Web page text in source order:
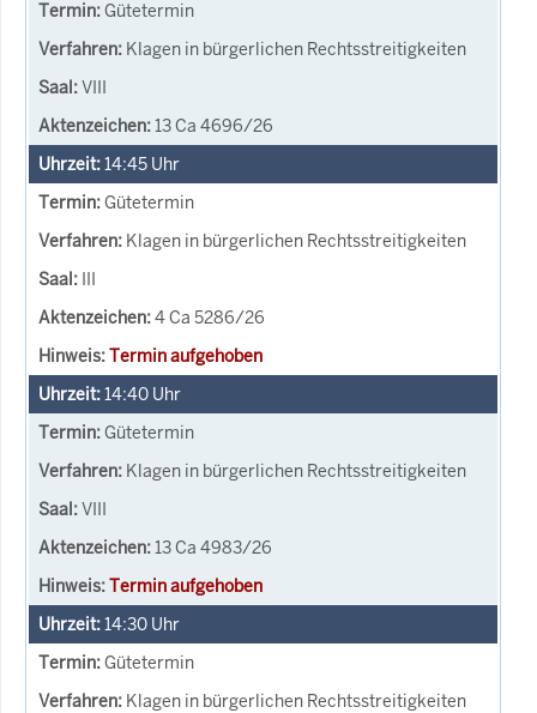
Gütetermin
Klagen in bürgerlichen Rechtsstreitigkeiten
VIII
13 Ca 4696/26
14:45 Uhr
Gütetermin
Klagen in bürgerlichen Rechtsstreitigkeiten
III
4 Ca 5286/26
Termin aufgehoben
14:40 Uhr
Gütetermin
Klagen in bürgerlichen Rechtsstreitigkeiten
VIII
13 Ca 4983/26
Termin aufgehoben
14:30 Uhr
Gütetermin
Klagen in bürgerlichen Rechtsstreitigkeiten